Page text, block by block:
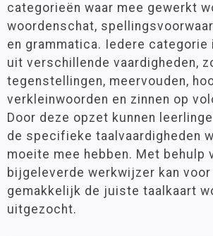
Sociaal-emotionele ontwikkeling
Posters en onderleggers
Beloningsmateriaal
Mens & Maatschappij
Bewegend leren
Kunstzinnige vorming
Zorg
categorieën waar mee gewerkt
woordenschat,
en grammatica. Iedere categorie
uit verschillende vaardigheden,
tegenstellingen, meervouden,
verkleinwoorden en zinnen op
Door deze opzet kunnen
de specifieke taalvaardigheden
moeite mee hebben. Met behulp
bijgeleverde werkwijzer kan
gemakkelijk de juiste taalkaart
uitgezocht.